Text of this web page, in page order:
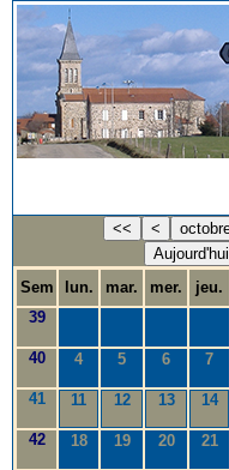
<< <
Aujourd'hui
Sem
lun. mar. mer. jeu.
39
40 4 5 6 7
41 11 12 13 14
42 18 19 20 21